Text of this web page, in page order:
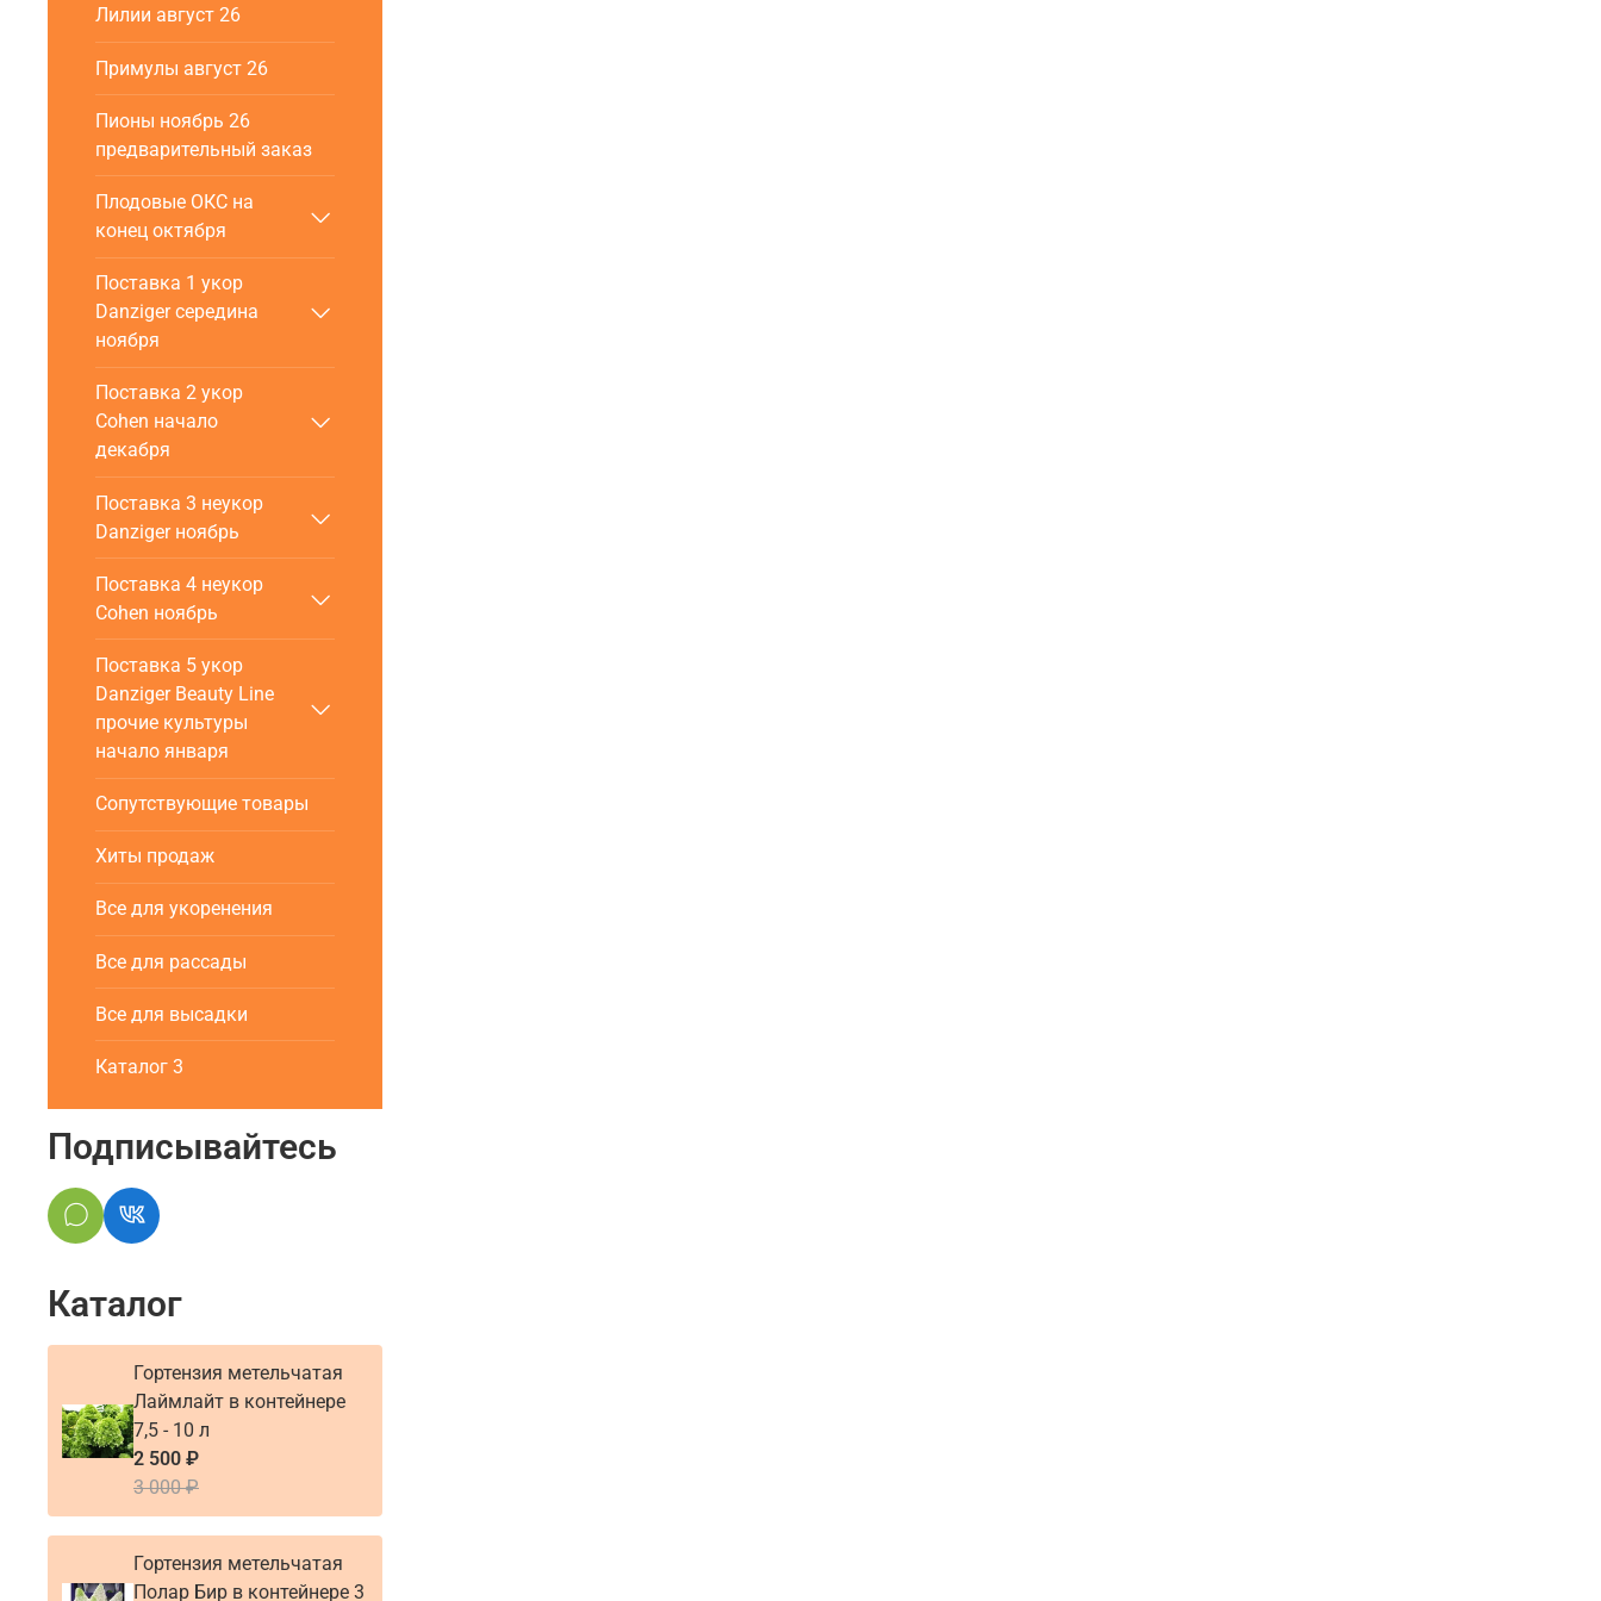
Лилии август 26
Примулы август 26
Пионы ноябрь 26
предварительный заказ
Плодовые ОКС на
конец октября
Поставка 1 укор
Danziger cередина
ноября
Поставка 2 укор
Cohen начало
декабря
Поставка 3 неукор
Danziger ноябрь
Поставка 4 неукор
Cohen ноябрь
Поставка 5 укор
Danziger Beauty Line
прочие культуры
начало января
Сопутствующие товары
Хиты продаж
Все для укоренения
Все для рассады
Все для высадки
Каталог 3
Подписывайтесь
Каталог
Гортензия метельчатая
Лаймлайт в контейнере
7,5 - 10 л
2 500 ₽
3 000 ₽
Гортензия метельчатая
Полар Бир в контейнере 3